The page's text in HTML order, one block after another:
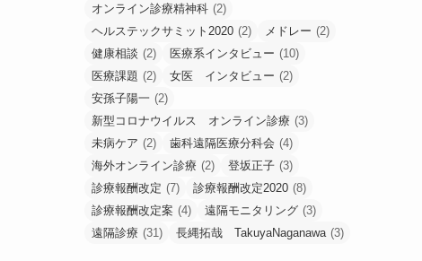
オンライン診療精神科 (2)
ヘルステックサミット2020 (2) メドレー (2)
健康相談 (2) 医療系インタビュー (10)
医療課題 (2) 女医 インタビュー (2)
安孫子陽一 (2)
新型コロナウイルス オンライン診療 (3)
未病ケア (2) 歯科遠隔医療分科会 (4)
海外オンライン診療 (2) 登坂正子 (3)
診療報酬改定 (7) 診療報酬改定2020 (8)
診療報酬改定案 (4) 遠隔モニタリング (3)
遠隔診療 (31) 長縄拓哉 TakuyaNaganawa (3)